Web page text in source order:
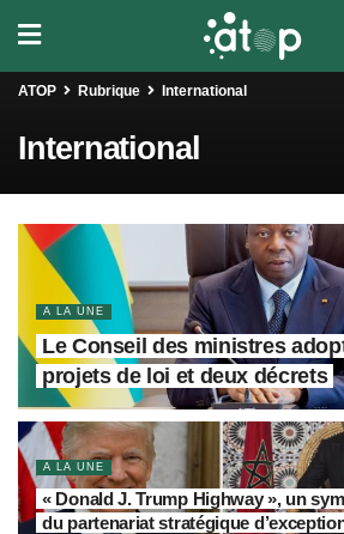
ATOP Rubrique International
International
A LA UNE
Le Conseil des ministres
projets de loi et deux décrets
A LA UNE
« Donald J. Trump Highway », un
du partenariat stratégique